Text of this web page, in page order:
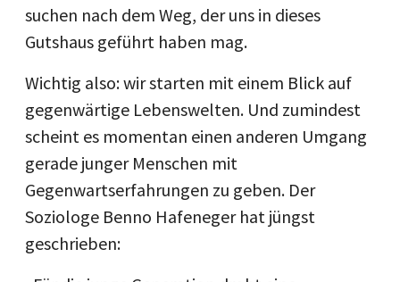
suchen nach dem Weg, der uns in dieses
Gutshaus geführt haben mag.
Wichtig also: wir starten mit einem Blick auf
gegenwärtige Lebenswelten. Und zumindest
scheint es momentan einen anderen Umgang
gerade junger Menschen mit
Gegenwartserfahrungen zu geben. Der
Soziologe Benno Hafeneger hat jüngst
geschrieben: